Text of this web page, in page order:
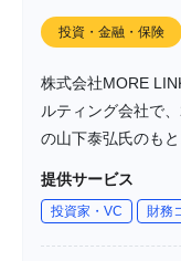
投資・金融・保険
株式会社MORE
ルティング会社で
の山下泰弘氏のも
サービスを展開し
提供サービス
投資家・VC 財務